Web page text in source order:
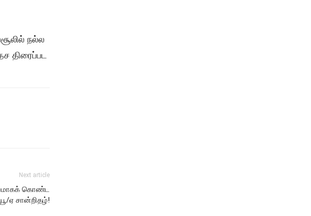
நல்ல
திரைப்பட
Next article
கொண்ட
ஏ சான்றிதழ்!